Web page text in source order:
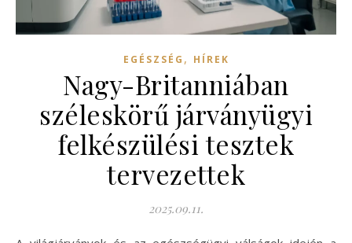
EGÉSZSÉG , HÍREK
Nagy-Britanniában
széleskörű járványügyi
felkészülési tesztek
tervezettek
2025.09.11.